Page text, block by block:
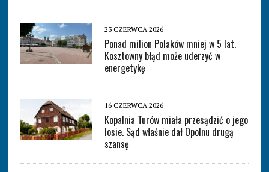
23 CZERWCA 2026
Ponad milion Polaków mniej w 5 lat.
Kosztowny błąd może uderzyć w
energetykę
16 CZERWCA 2026
Kopalnia Turów miała przesądzić o jego
losie. Sąd właśnie dał Opolnu drugą
szansę